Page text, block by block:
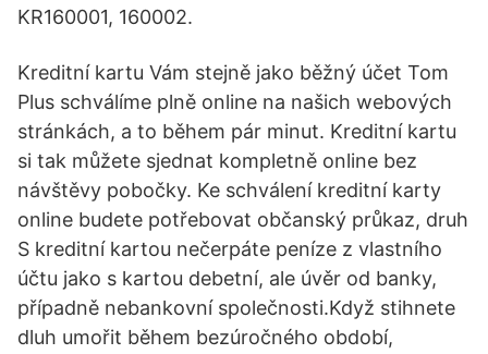
KR160001, 160002.
Kreditní kartu Vám stejně jako běžný účet Tom
Plus schválíme plně online na našich webových
stránkách, a to během pár minut. Kreditní kartu
si tak můžete sjednat kompletně online bez
návštěvy pobočky. Ke schválení kreditní karty
online budete potřebovat občanský průkaz, druh
S kreditní kartou nečerpáte peníze z vlastního
účtu jako s kartou debetní, ale úvěr od banky,
případně nebankovní společnosti.Když stihnete
dluh umořit během bezúročného období,